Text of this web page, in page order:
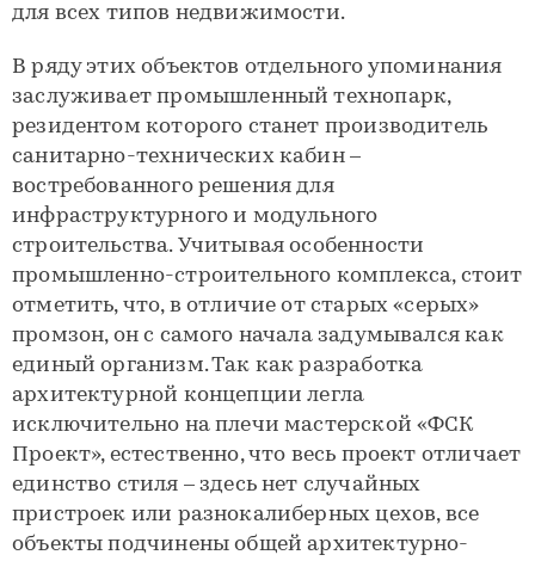
для всех типов недвижимости.
В ряду этих объектов отдельного упоминания
заслуживает промышленный технопарк,
резидентом которого станет производитель
санитарно-технических кабин –
востребованного решения для
инфраструктурного и модульного
строительства. Учитывая особенности
промышленно-строительного комплекса, стоит
отметить, что, в отличие от старых «серых»
промзон, он с самого начала задумывался как
единый организм. Так как разработка
архитектурной концепции легла
исключительно на плечи мастерской «ФСК
Проект», естественно, что весь проект отличает
единство стиля – здесь нет случайных
пристроек или разнокалиберных цехов, все
объекты подчинены общей архитектурно-